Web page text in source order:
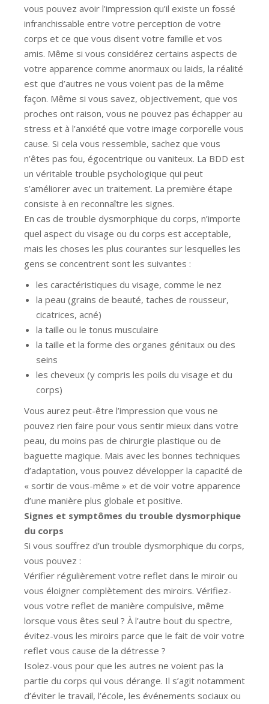
vous pouvez avoir l’impression qu’il existe un fossé
infranchissable entre votre perception de votre
corps et ce que vous disent votre famille et vos
amis. Même si vous considérez certains aspects de
votre apparence comme anormaux ou laids, la réalité
est que d’autres ne vous voient pas de la même
façon. Même si vous savez, objectivement, que vos
proches ont raison, vous ne pouvez pas échapper au
stress et à l’anxiété que votre image corporelle vous
cause. Si cela vous ressemble, sachez que vous
n’êtes pas fou, égocentrique ou vaniteux. La BDD est
un véritable trouble psychologique qui peut
s’améliorer avec un traitement. La première étape
consiste à en reconnaître les signes.
En cas de trouble dysmorphique du corps, n’importe
quel aspect du visage ou du corps est acceptable,
mais les choses les plus courantes sur lesquelles les
gens se concentrent sont les suivantes :
les caractéristiques du visage, comme le nez
la peau (grains de beauté, taches de rousseur,
cicatrices, acné)
la taille ou le tonus musculaire
la taille et la forme des organes génitaux ou des
seins
les cheveux (y compris les poils du visage et du
corps)
Vous aurez peut-être l’impression que vous ne
pouvez rien faire pour vous sentir mieux dans votre
peau, du moins pas de chirurgie plastique ou de
baguette magique. Mais avec les bonnes techniques
d’adaptation, vous pouvez développer la capacité de
« sortir de vous-même » et de voir votre apparence
d’une manière plus globale et positive.
Signes et symptômes du trouble dysmorphique
du corps
Si vous souffrez d’un trouble dysmorphique du corps,
vous pouvez :
Vérifier régulièrement votre reflet dans le miroir ou
vous éloigner complètement des miroirs. Vérifiez-
vous votre reflet de manière compulsive, même
lorsque vous êtes seul ? À l’autre bout du spectre,
évitez-vous les miroirs parce que le fait de voir votre
reflet vous cause de la détresse ?
Isolez-vous pour que les autres ne voient pas la
partie du corps qui vous dérange. Il s’agit notamment
d’éviter le travail, l’école, les événements sociaux ou